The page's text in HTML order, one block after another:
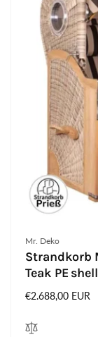
Anbieter:
Mr. Deko
Strandkorb
Teak PE
Normaler
€2.688,00 EUR